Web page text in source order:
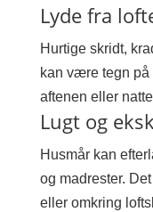
Lyde fra
Hurtige skridt,
kan være tegn
aftenen eller
Lugt og
Husmår kan
og madrester.
eller omkring